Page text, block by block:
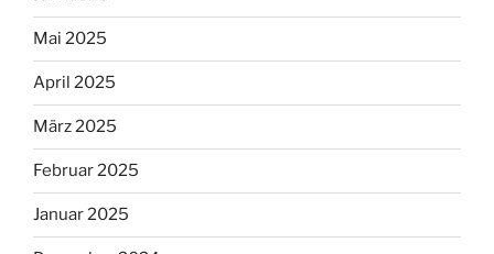
Mai 2025
April 2025
März 2025
Februar 2025
Januar 2025